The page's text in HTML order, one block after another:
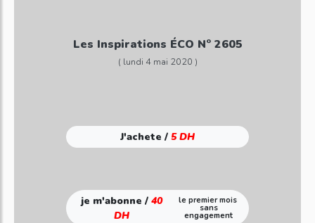
Les Inspirations ÉCO N° 2605
( lundi 4 mai 2020 )
J'achete / 5 DH
je m'abonne /40
DH
le premier mois
sans
engagement